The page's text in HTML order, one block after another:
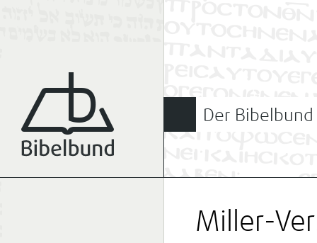
Der Bibelbund
Miller-